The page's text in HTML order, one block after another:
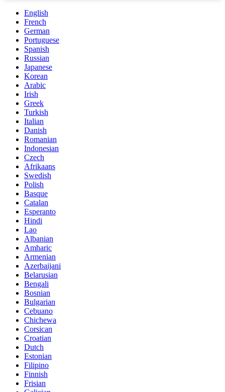
English
French
German
Portuguese
Spanish
Russian
Japanese
Korean
Arabic
Irish
Greek
Turkish
Italian
Danish
Romanian
Indonesian
Czech
Afrikaans
Swedish
Polish
Basque
Catalan
Esperanto
Hindi
Lao
Albanian
Amharic
Armenian
Azerbaijani
Belarusian
Bengali
Bosnian
Bulgarian
Cebuano
Chichewa
Corsican
Croatian
Dutch
Estonian
Filipino
Finnish
Frisian